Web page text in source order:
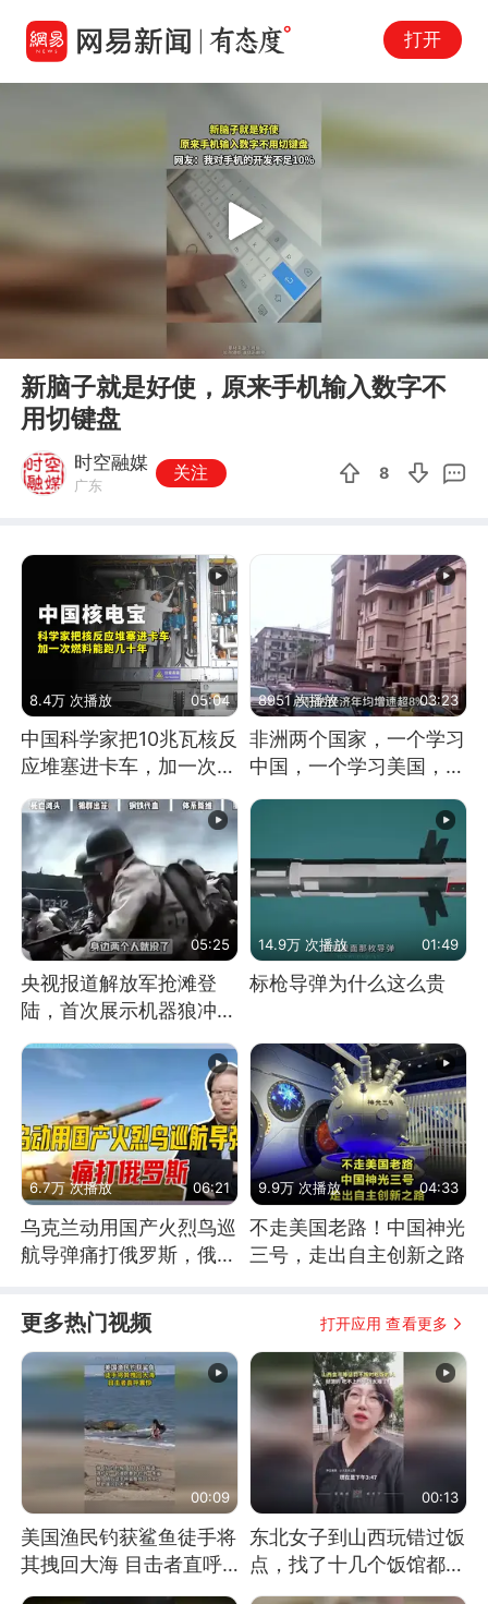
打开
Play
新脑子就是好使，原来手机输入数字不
用切键盘
时空融媒
广东
关注 8
8.4万 次播放 05:04
中国科学家把10兆瓦核反
应堆塞进卡车，加一次燃
料能跑几十年
8951 次播放 03:23
非洲两个国家，一个学习
中国，一个学习美国，结
果怎么样了？
05:25
央视报道解放军抢滩登
陆，首次展示机器狼冲
14.9万 次播放 01:49
标枪导弹为什么这么贵
6.7万 次播放 06:21
乌克兰动用国产火烈鸟巡
航导弹痛打俄罗斯，俄军
9.9万 次播放 04:33
不走美国老路！中国神光
三号，走出自主创新之路
更多热门视频 打开应用 查看更多
00:09
美国渔民钓获鲨鱼徒手将
其拽回大海 目击者直呼
震惊 （视频来源：参考
00:13
东北女子到山西玩错过饭
点，找了十几个饭馆都没
开门：午休到几点